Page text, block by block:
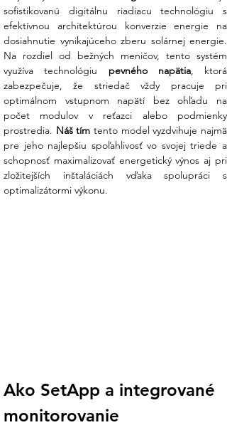
Hlavné prednosti striedača SolarEdge
SE7K:
Optimalizácia na úrovni modulov:
Každý panel pracuje nezávisle na
svojom maximálnom bode výkonu
(MPP). Ak je jeden panel v tieni, zvyšok
systému stále vyrába na 100 %, čo
zvyšuje celkový výnos až o 25 %.
Technológia pevného napätia:
Striedač pracuje vždy pri optimálnom
vstupnom napätí bez ohľadu na počet
Integrované monitorovanie:
Zabudovaný prijímač agreguje dáta z
každého optimalizátora. Cez bezplatný
sofistikovanú digitálnu riadiacu technológiu s
efektívnou architektúrou konverzie energie na
dosiahnutie vynikajúceho zberu solárnej energie.
Na rozdiel od bežných meničov, tento systém
využíva technológiu pevného napätia, ktorá
zabezpečuje, že striedač vždy pracuje pri
optimálnom vstupnom napätí bez ohľadu na
počet modulov v reťazci alebo podmienky
prostredia. Náš tím tento model vyzdvihuje najmä
pre jeho najlepšiu spoľahlivosť vo svojej triede a
schopnosť maximalizovať energetický výnos aj pri
zložitejších inštaláciách vďaka spolupráci s
optimalizátormi výkonu.
Ako SetApp a integrované
monitorovanie